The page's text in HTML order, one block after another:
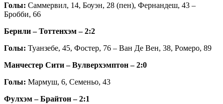
Голы: Саммервил, 14, Боуэн, 28 (пен), Фернандеш, 43 –
Бробби, 66
Бернли – Тоттенхэм – 2:2
Голы: Туанзебе, 45, Фостер, 76 – Ван Де Вен, 38, Ромеро, 89
Манчестер Сити – Вулверхэмптон – 2:0
Голы: Мармуш, 6, Семеньо, 43
Фулхэм – Брайтон – 2:1